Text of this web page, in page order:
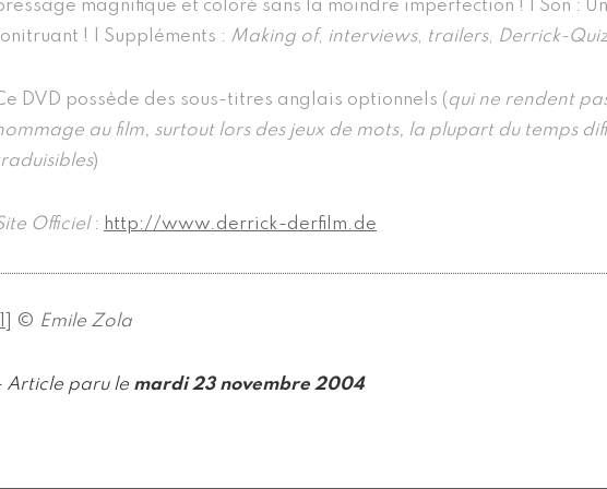
magnifique et coloré sans la moindre imperfection ! | Son : Un
! | Suppléments : Making of, interviews, trailers, Derrick-
DVD possède des sous-titres anglais optionnels ( qui ne rendent
au film, surtout lors des jeux de mots, la plupart du temps
)
Officiel: http://www.derrick-derfilm.de
© Emile Zola
Article paru le mardi 23 novembre 2004